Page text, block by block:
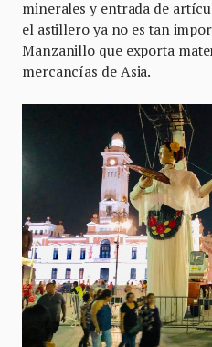
minerales y entrada de
el astillero ya no es tan
Manzanillo que exporta
mercancías de Asia.